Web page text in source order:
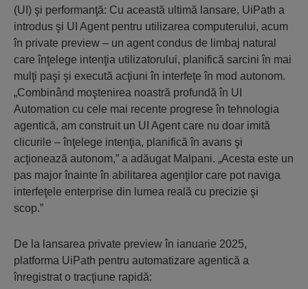
(UI) şi performanţă: Cu această ultimă lansare, UiPath a
introdus şi UI Agent pentru utilizarea computerului, acum
în private preview – un agent condus de limbaj natural
care înţelege intenţia utilizatorului, planifică sarcini în mai
mulţi paşi şi execută acţiuni în interfeţe în mod autonom.
„Combinând moştenirea noastră profundă în UI
Automation cu cele mai recente progrese în tehnologia
agentică, am construit un UI Agent care nu doar imită
clicurile – înţelege intenţia, planifică în avans şi
acţionează autonom,” a adăugat Malpani. „Acesta este un
pas major înainte în abilitarea agenţilor care pot naviga
interfeţele enterprise din lumea reală cu precizie şi
scop.”
De la lansarea private preview în ianuarie 2025,
platforma UiPath pentru automatizare agentică a
înregistrat o tracţiune rapidă: